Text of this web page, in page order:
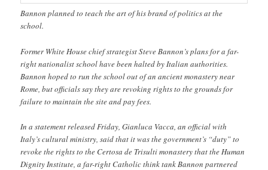
Bannon planned to teach the art of his brand of politics at the
school.
Former White House chief strategist Steve Bannon’s plans for a far-
right nationalist school have been halted by Italian authorities.
Bannon hoped to run the school out of an ancient monastery near
Rome, but officials say they are revoking rights to the grounds for
failure to maintain the site and pay fees.
In a statement released Friday, Gianluca Vacca, an official with
Italy’s cultural ministry, said that it was the government’s “duty” to
revoke the rights to the Certosa de Trisulti monastery that the Human
Dignity Institute, a far-right Catholic think tank Bannon partnered